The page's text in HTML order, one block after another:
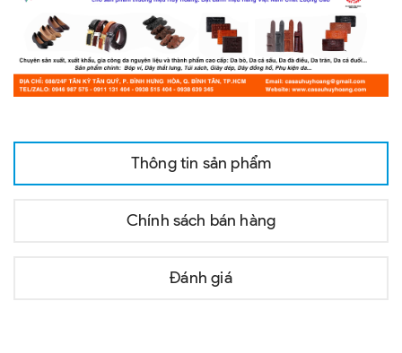
Thông tin sản phẩm
Chính sách bán hàng
Đánh giá